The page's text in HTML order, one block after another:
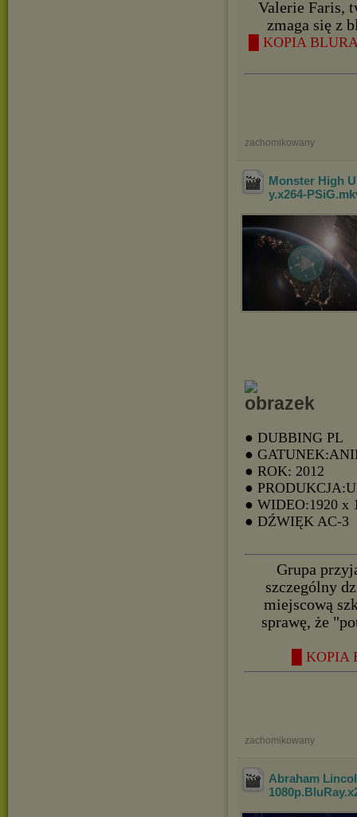
Valerie Faris,
zmaga się z
█ KOPIA
zachomikowany
Monster High
y.x264-PSiG
● DUBBING PL
●
● ROK: 2012
●
● WIDEO:1920 x
● DŹWIĘK AC-3
Grupa
szczególny
miejscową
sprawę, że
█ KOPIA
zachomikowany
Abraham
1080p